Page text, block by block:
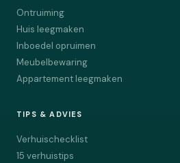
Ontruiming
Huis leegmaken
Inboedel opruimen
Meubelbewaring
Appartement leegmaken
TIPS & ADVIES
Verhuischecklist
15 verhuistips